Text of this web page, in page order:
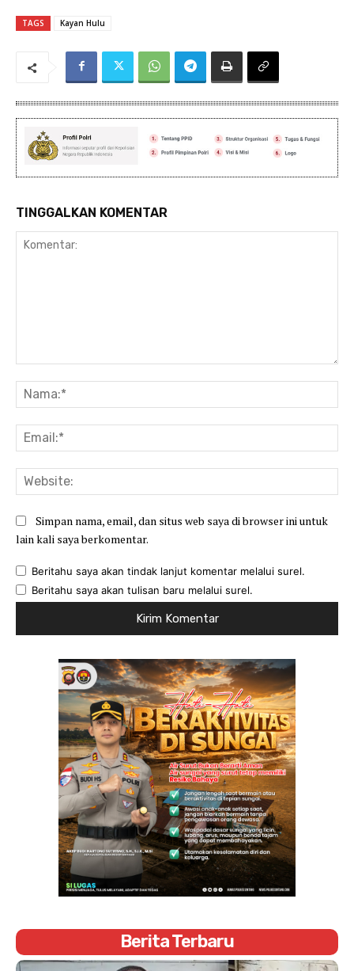
TAGS Kayan Hulu
TINGGALKAN KOMENTAR
Simpan nama, email, dan situs web saya di browser ini untuk
lain kali saya berkomentar.
Beritahu saya akan tindak lanjut komentar melalui surel.
Beritahu saya akan tulisan baru melalui surel.
Berita Terbaru